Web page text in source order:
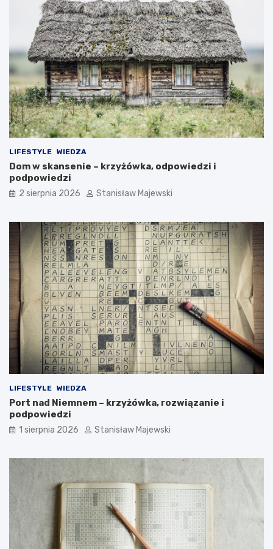
LIFESTYLE WIEDZA
Dom w skansenie – krzyżówka, odpowiedzi i
podpowiedzi
2 sierpnia 2026 Stanisław Majewski
LIFESTYLE WIEDZA
Port nad Niemnem – krzyżówka, rozwiązanie i
podpowiedzi
1 sierpnia 2026 Stanisław Majewski